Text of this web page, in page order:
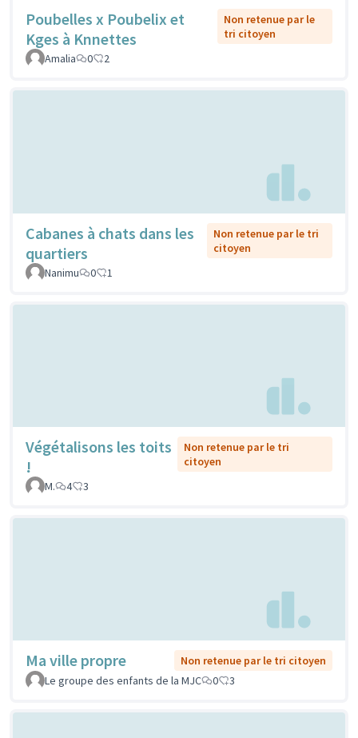
Poubelles x Poubelix et
Kges à Knnettes
Non retenue par le
tri citoyen
Amalia
0 2
Cabanes à chats dans les
quartiers
Non retenue par le tri
citoyen
Nanimu
0 1
Végétalisons les toits
!
Non retenue par le tri
citoyen
M.
4 3
Ma ville propre
Non retenue par le tri citoyen
Le groupe des enfants de la MJC
0 3